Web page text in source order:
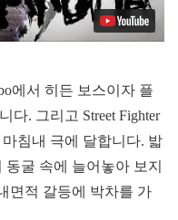
에서 히든 보스이자 플
다. 그리고 Street Fighter
침내 극에 달합니다. 밟
굴 속에 늘어놓아 보지
면적 갈등에 박차를 가